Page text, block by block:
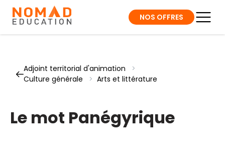
NOS OFFRES
Adjoint territorial d'animation
>
Culture générale
> Arts et littérature
Le mot Panégyrique